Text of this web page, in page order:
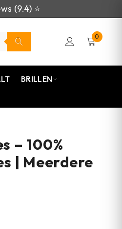
(9.4) ⭐
0
BRILLEN
– 100%
| Meerdere